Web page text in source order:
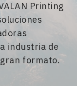
Printing
industria de
formato.